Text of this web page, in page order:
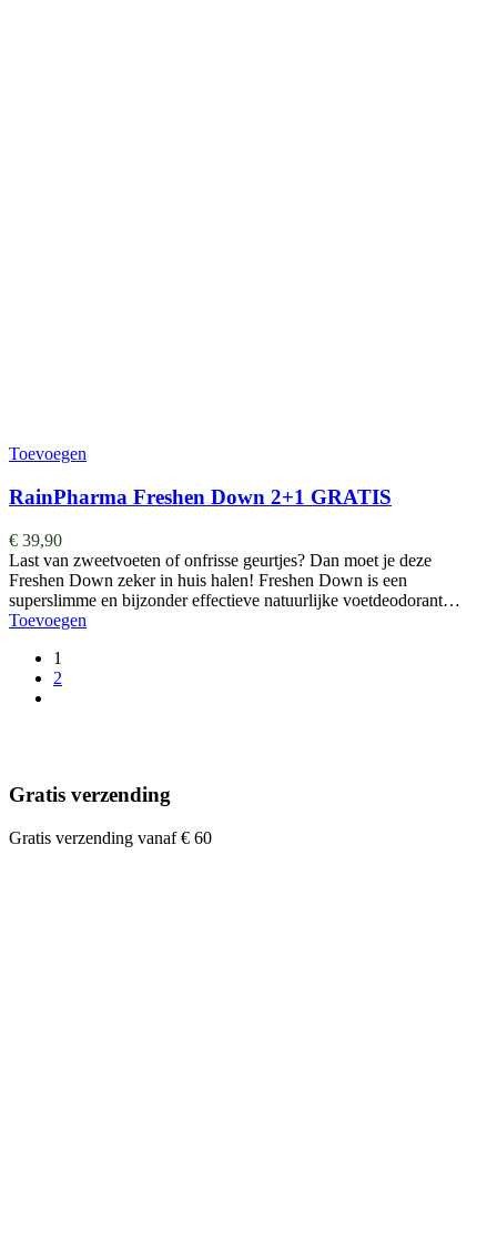
Toevoegen
RainPharma Freshen Down 2+1 GRATIS
€ 39,90
Last van zweetvoeten of onfrisse geurtjes? Dan moet je deze
Freshen Down zeker in huis halen! Freshen Down is een
superslimme en bijzonder effectieve natuurlijke voetdeodorant…
Toevoegen
1
2
Gratis verzending
Gratis verzending vanaf € 60